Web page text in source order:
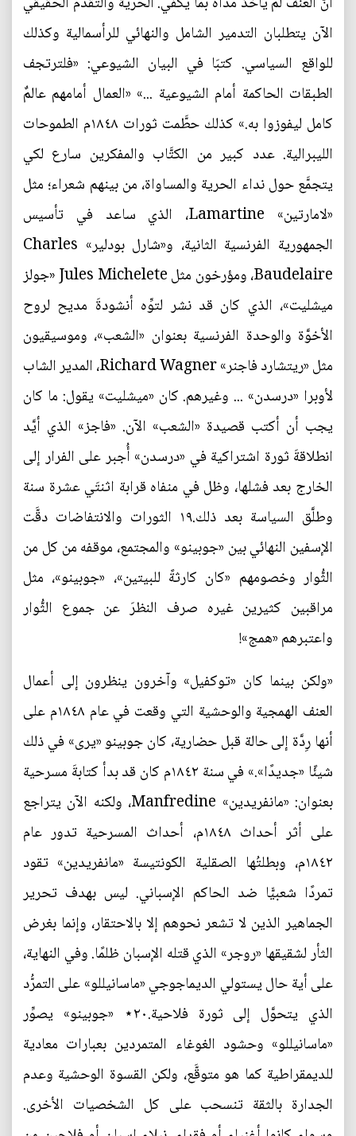
الآن يتطلبان التدمير الشامل والنهائي للرأسمالية وكذلك
للواقع السياسي. كتبَا في البيان الشيوعي: «فلترتجف
الطبقات الحاكمة أمام الشيوعية ...» «العمال أمامهم عالمٌ
كامل ليفوزوا به.» كذلك حطَّمت ثورات ١٨٤٨م الطموحات
الليبرالية. عدد كبير من الكتَّاب والمفكرين سارع لكي
يتجمَّع حول نداء الحرية والمساواة، من بينهم شعراء؛ مثل
«لامارتين» Lamartine، الذي ساعد في تأسيس
الجمهورية الفرنسية الثانية، و«شارل بودلير» Charles
Baudelaire، ومؤرخون مثل Jules Michelete «جولز
میشلیت»، الذي كان قد نشر لتوِّه أنشودةَ مديح لروح
الأخوَّة والوحدة الفرنسية بعنوان «الشعب»، وموسيقيون
مثل «ريتشارد فاجنر» Richard Wagner، المدير الشاب
لأوبرا «درسدن» ... وغيرهم. كان «میشليت» يقول: ما كان
يجب أن أكتب قصيدة «الشعب» الآن. «فاجز» الذي أيَّد
انطلاقةَ ثورة اشتراكية في «درسدن» أُجبر على الفرار إلى
الخارج بعد فشلها، وظل في منفاه قرابة اثنتَي عشرة سنة
وطلَّق السياسة بعد ذلك.١٩ الثورات والانتفاضات دقَّت
الإسفين النهائي بين «جوبينو» والمجتمع، موقفه من كل من
الثُّوار وخصومهم «كان كارثةً للبيتين»، «جوبينو»، مثل
مراقبين كثيرين غيره صرف النظرَ عن جموع الثُّوار
واعتبرهم «همج»!
«ولكن بينما كان «توكفيل» وآخرون ينظرون إلى أعمال
العنف الهمجية والوحشية التي وقعت في عام ١٨٤٨م على
أنها رِدَّة إلى حالة قبل حضارية، كان جوبينو «يرى» في ذلك
شيئًا «جديدًا».» في سنة ١٨٤٢م كان قد بدأ كتابةَ مسرحية
بعنوان: «مانفريدين» Manfredine، ولكنه الآن يتراجع
على أثر أحداث ١٨٤٨م، أحداث المسرحية تدور عام
١٨٤٢م، وبطلتُها الصقلية الكونتيسة «مانفريدين» تقود
تمردًا شعبيًّا ضد الحاكم الإسباني. ليس بهدف تحرير
الجماهير الذين لا تشعر نحوهم إلا بالاحتقار، وإنما بغرض
الثأر لشقيقها «روجر» الذي قتله الإسبان ظلمًا. وفي النهاية،
على أية حال يستولي الديماجوجي «ماسانيللو» على التمرُّد
الذي يتحوَّل إلى ثورة فلاحية.٢٠⋆ «جوبينو» يصوِّر
«ماسانيللو» وحشود الغوغاء المتمردين بعبارات معادية
للديمقراطية كما هو متوقَّع، ولكن القسوة الوحشية وعدم
الجدارة بالثقة تنسحب على كل الشخصيات الأخرى.